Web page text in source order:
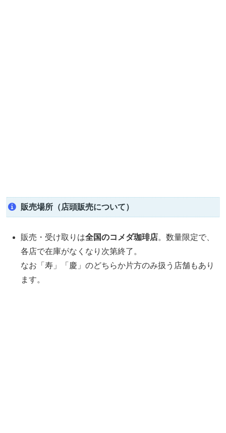
販売場所（店頭販売について）
販売・受け取りは全国のコメダ珈琲店。数量限定で、
各店で在庫がなくなり次第終了。
なお「寿」「慶」のどちらか片方のみ扱う店舗もあり
ます。